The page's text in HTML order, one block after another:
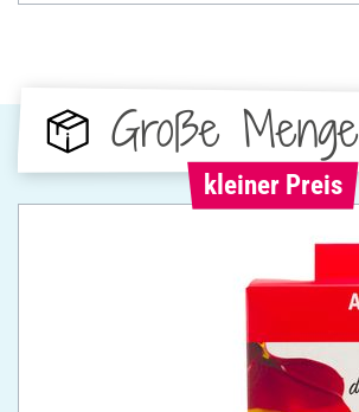
Große Menge
kleiner Preis